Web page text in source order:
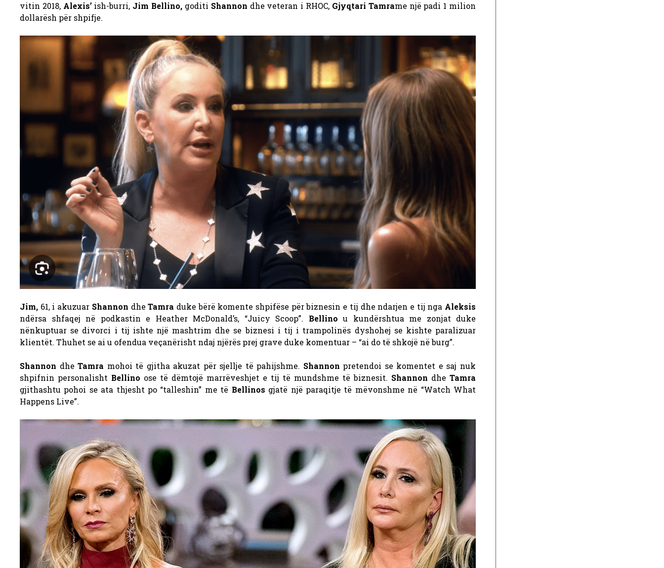
vitin 2018, Alexis’ ish-burri, Jim Bellino, goditi Shannon dhe veteran i RHOC, Gjyqtari Tamrame një padi 1 milion
dollarësh për shpifje.
Jim, 61, i akuzuar Shannon dhe Tamra duke bërë komente shpifëse për biznesin e tij dhe ndarjen e tij nga Aleksis
ndërsa shfaqej në podkastin e Heather McDonald’s, “Juicy Scoop”. Bellino u kundërshtua me zonjat duke
nënkuptuar se divorci i tij ishte një mashtrim dhe se biznesi i tij i trampolinës dyshohej se kishte paralizuar
klientët. Thuhet se ai u ofendua veçanërisht ndaj njërës prej grave duke komentuar – “ai do të shkojë në burg”.
Shannon dheTamra mohoi të gjitha akuzat për sjellje të pahijshme. Shannon pretendoi se komentet e saj nuk
shpifnin personalisht Bellino ose të dëmtojë marrëveshjet e tij të mundshme të biznesit. Shannon dhe Tamra
gjithashtu pohoi se ata thjesht po “talleshin” me të Bellinos gjatë një paraqitje të mëvonshme në “Watch What
Happens Live”.